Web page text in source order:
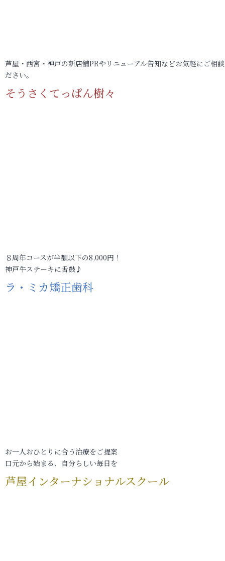
芦屋・西宮・神戸の新店舗PRやリニューアル告知などお気軽にご相
ださい。
そうさくてっぱん樹々
８周年コースが半額以下の8,000円！
神戸牛ステーキに舌鼓♪
ラ・ミカ矯正歯科
お一人おひとりに合う治療をご提案
口元から始まる、自分らしい毎日を
芦屋インターナショナルスクール